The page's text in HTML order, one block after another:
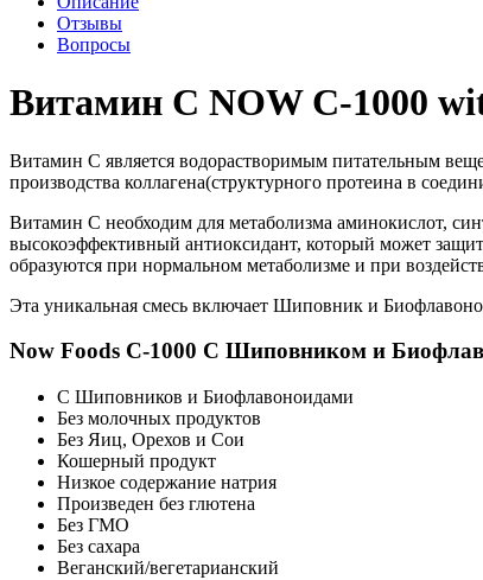
Отзывы
Вопросы
Витамин C NOW C-1000
Витамин С является водорастворимым питательным
производства коллагена(структурного протеина в
Витамин C необходим для метаболизма аминокислот,
высокоэффективный антиоксидант, который может
образуются при нормальном метаболизме и при
Эта уникальная смесь включает Шиповник и
Now Foods C-1000 С Шиповником и
С Шиповников и Биофлавоноидами
Без молочных продуктов
Без Яиц, Орехов и Сои
Кошерный продукт
Низкое содержание натрия
Произведен без глютена
Без ГМО
Без сахара
Веганский/вегетарианский